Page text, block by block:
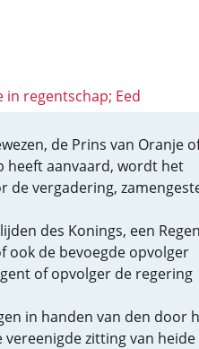
in regentschap; Eed
de Prins van Oranje
heeft aanvaard, wordt het
de vergadering,
des Konings, een
de bevoegde opvolger
of opvolger de regering
in handen van den door
vereenigde zitting van heide